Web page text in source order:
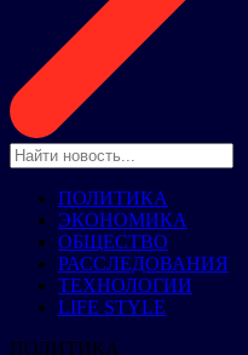
ПОЛИТИКА
ЭКОНОМИКА
ОБЩЕСТВО
РАССЛЕДОВАНИЯ
ТЕХНОЛОГИИ
LIFE STYLE
ПОЛИТИКА